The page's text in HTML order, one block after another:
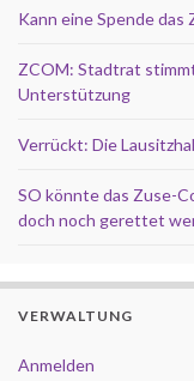
Kann eine Spende das
ZCOM: Stadtrat
Unterstützung
Verrückt: Die
SO könnte das Zuse-
doch noch gerettet
VERWALTUNG
Anmelden